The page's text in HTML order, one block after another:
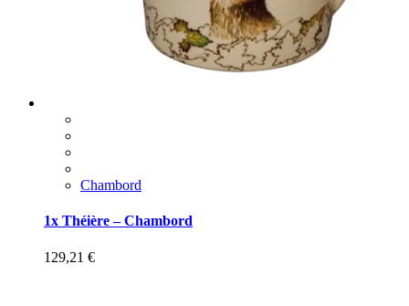
Chambord
1x Théière – Chambord
129,21 €